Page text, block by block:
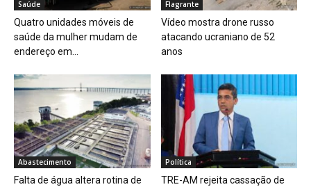
Saúde
Quatro unidades móveis de
saúde da mulher mudam de
endereço em...
Flagrante
Vídeo mostra drone russo
atacando ucraniano de 52
anos
Abastecimento
Falta de água altera rotina de
Política
TRE-AM rejeita cassação de